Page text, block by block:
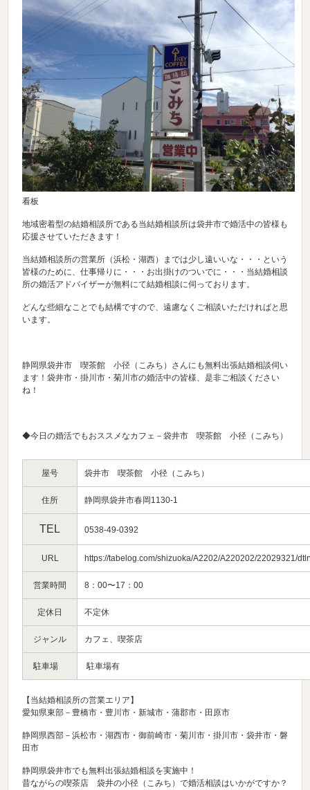
看板
地域密着型の結婚相談所である当結婚相談所は袋井市で婚活中の皆様も
応援させていただきます！
当結婚相談所の営業所（浜松・湖西）までは少し遠いいな・・・という
皆様のために、仕事帰りに・・・お出掛けのついでに・・・当結婚相談
所の婚活アドバイザーが無料にて結婚相談に伺っております。
どんな些細なことでも結構ですので、遠慮なくご相談いただければと思
います。
静岡県袋井市 喫茶館 小径（こみち）さんにも無料出張結婚相談伺い
ます！袋井市・掛川市・菊川市の婚活中の皆様、是非ご相談ください
ね！
◆今日の婚活でもおススメなカフェ－袋井市 喫茶館 小径（こみち）
屋号 袋井市 喫茶館 小径（こみち）
住所 静岡県袋井市春岡1130-1
TEL 0538-49-0392
URL https://tabelog.com/shizuoka/A2202/A220202/22029321/
営業時間 8：00〜17：00
定休日 不定休
ジャンル カフェ、喫茶店
駐車場 駐車場有
【当結婚相談所の営業エリア】
愛知県東部－豊橋市・豊川市・新城市・蒲郡市・田原市
静岡県西部－浜松市・湖西市・御前崎市・菊川市・掛川市・袋井市・磐
田市
静岡県袋井市でも無料出張結婚相談を実施中！
昔ながらの喫茶店 袋井の小径（こみち）で婚活相談はいかがですか？